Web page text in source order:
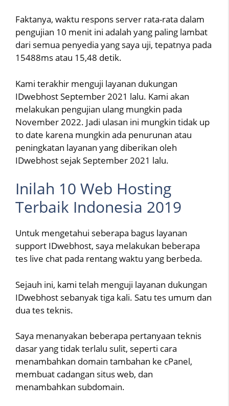
Faktanya, waktu respons server rata-rata dalam
pengujian 10 menit ini adalah yang paling lambat
dari semua penyedia yang saya uji, tepatnya pada
15488ms atau 15,48 detik.
Kami terakhir menguji layanan dukungan
IDwebhost September 2021 lalu. Kami akan
melakukan pengujian ulang mungkin pada
November 2022. Jadi ulasan ini mungkin tidak up
to date karena mungkin ada penurunan atau
peningkatan layanan yang diberikan oleh
IDwebhost sejak September 2021 lalu.
Inilah 10 Web Hosting
Terbaik Indonesia 2019
Untuk mengetahui seberapa bagus layanan
support IDwebhost, saya melakukan beberapa
tes live chat pada rentang waktu yang berbeda.
Sejauh ini, kami telah menguji layanan dukungan
IDwebhost sebanyak tiga kali. Satu tes umum dan
dua tes teknis.
Saya menanyakan beberapa pertanyaan teknis
dasar yang tidak terlalu sulit, seperti cara
menambahkan domain tambahan ke cPanel,
membuat cadangan situs web, dan
menambahkan subdomain.